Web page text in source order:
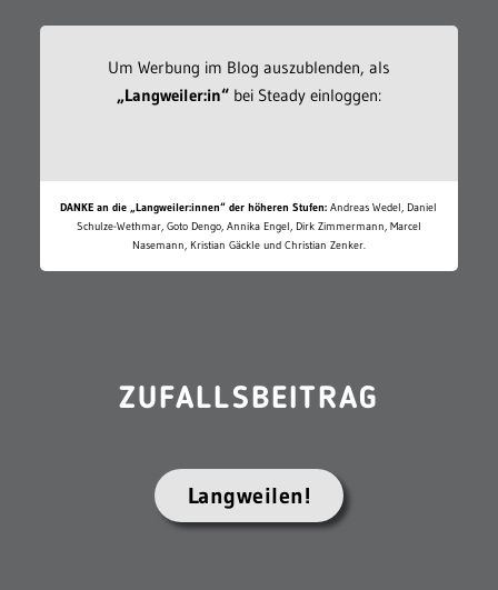
Um Werbung im Blog auszublenden, als
„Langweiler:in“bei Steady einloggen:
DANKE an die „Langweiler:innen“ der höheren Stufen: Andreas Wedel, Daniel
Schulze-Wethmar, Goto Dengo, Annika Engel, Dirk Zimmermann, Marcel
Nasemann, Kristian Gäckle und Christian Zenker.
ZUFALLSBEITRAG
Langweilen!